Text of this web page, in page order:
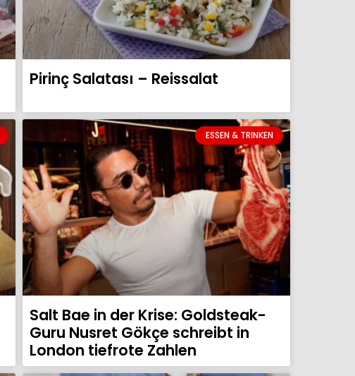
Pirinç Salatası – Reissalat
ESSEN & TRINKEN
Salt Bae in der Krise: Goldsteak-
Guru Nusret Gökçe schreibt in
London tiefrote Zahlen